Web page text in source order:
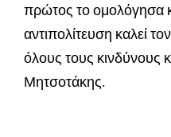
πρώτος το ομολόγησα
αντιπολίτευση καλεί
όλους τους κινδύνους
Μητσοτάκης.